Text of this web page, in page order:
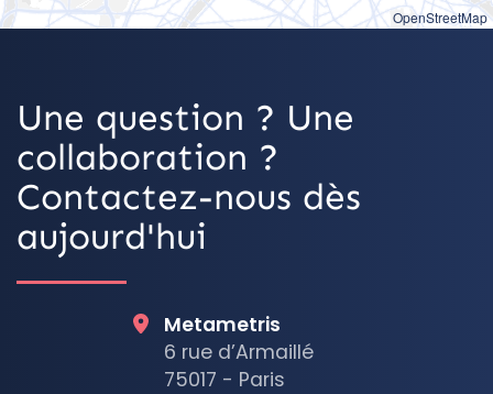
OpenStreetMap
Une question ? Une
collaboration ?
Contactez-nous dès
aujourd'hui
Metametris
6 rue d’Armaillé
75017 - Paris